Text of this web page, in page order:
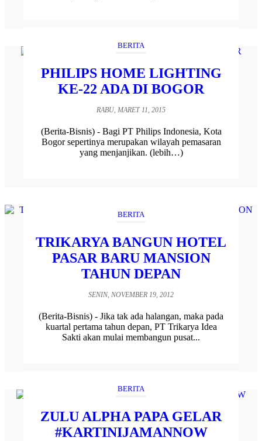
BERITA
PHILIPS HOME LIGHTING
KE-22 ADA DI BOGOR
RABU, MARET 11, 2015
(Berita-Bisnis) - Bagi PT Philips Indonesia, Kota
Bogor sepertinya merupakan wilayah pemasaran
yang menjanjikan. (lebih…)
BERITA
TRIKARYA BANGUN HOTEL
PASAR BARU MANSION
TAHUN DEPAN
SENIN, NOVEMBER 19, 2012
(Berita-Bisnis) - Jika tak ada halangan, maka pada
kuartal pertama tahun depan, PT Trikarya Idea
Sakti akan mulai membangun pusat...
BERITA
ZULU ALPHA PAPA GELAR
#KARTINIJAMANNOW